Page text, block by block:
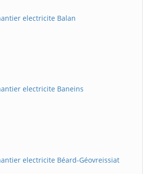
electricite Balan
electricite Baneins
electricite Béard-Géovreissiat